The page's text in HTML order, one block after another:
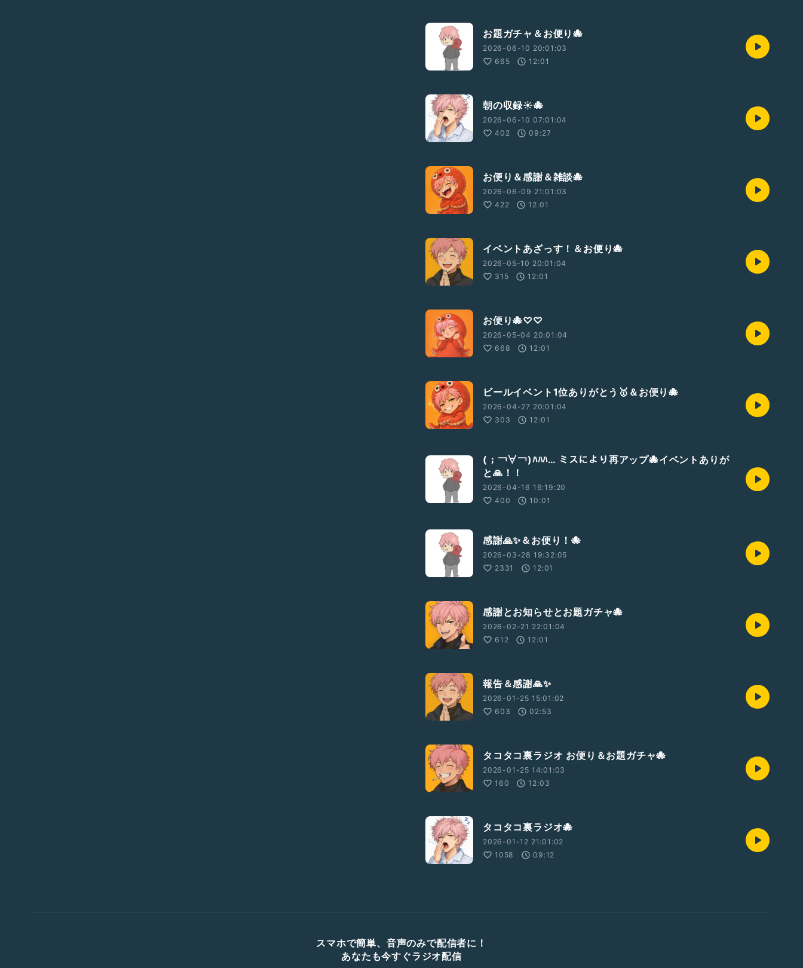
お題ガチャ＆お便り🐙
2026-06-10 20:01:03
665
12:01
朝の収録☀🐙
2026-06-10 07:01:04
402
09:27
お便り＆感謝＆雑談🐙
2026-06-09 21:01:03
422
12:01
イベントあざっす！＆お便り🐙
2026-05-10 20:01:04
315
12:01
お便り🐙♡♡
2026-05-04 20:01:04
668
12:01
ビールイベント1位ありがとう🥇＆お便り🐙
2026-04-27 20:01:04
303
12:01
(；￢∀￢)ﾊﾊﾊ… ミスにより再アップ🐙イベントありが
と🙏！！
2026-04-16 16:19:20
400
10:01
感謝🙏✨️＆お便り！🐙
2026-03-28 19:32:05
2331
12:01
感謝とお知らせとお題ガチャ🐙
2026-02-21 22:01:04
612
12:01
報告＆感謝🙏✨
2026-01-25 15:01:02
603
02:53
タコタコ裏ラジオ お便り＆お題ガチャ🐙
2026-01-25 14:01:03
160
12:03
タコタコ裏ラジオ🐙
2026-01-12 21:01:02
1058
09:12
スマホで簡単、音声のみで配信者に！
あなたも今すぐラジオ配信